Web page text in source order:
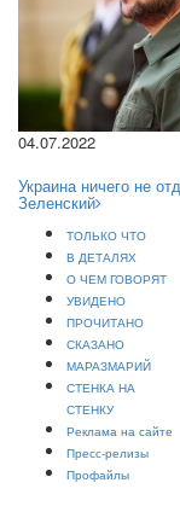
04.07.2022
Украина ничего не
Зеленский
ТОЛЬКО ЧТО
В ДЕТАЛЯХ
О ЧЕМ ГОВОРЯТ
УВИДЕНО
ПРОЧИТАНО
СКАЗАНО
МАРАЗМАРИЙ
СТЕНКА НА
СТЕНКУ
Реклама на сайте
Пресс-релизы
Профайлы